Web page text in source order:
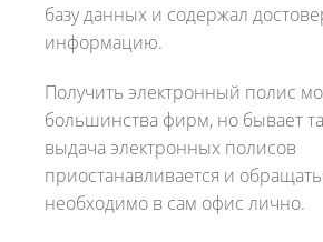
базу данных и содержал
информацию.
Получить электронный полис
большинства фирм, но бывает
выдача электронных полисов
приостанавливается и
необходимо в сам офис лично.